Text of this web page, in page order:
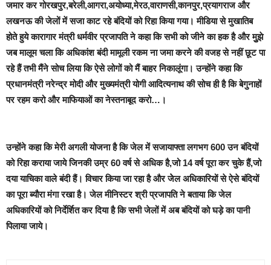
जमार कर गोरखपुर,बरेली,आगरा,अयोध्या,मेरठ,वाराणसी,कानपुर,प्रयागराज और
लखनऊ की जेलों में सजा काट रहे बंदियों को रिहा किया गया। मीडिया से मुखातिब
होते हुये कारागार मंत्री धर्मवीर प्रजापति ने कहा कि सभी को जीने का हक है और मुुझे
जब मालूम चला कि अधिकांश बंदी मामूली रकम ना जमा करने की वजह से नहीं छूट पा
रहे हैं तभी मैंने सोच लिया कि ऐसे लोगों को मैं बाहर निकालूंगा। उन्होंने कहा कि
प्रधानमंत्री नरेन्द्र मोदी और मुख्यमंत्री योगी आदित्यनाथ की सोच ही है कि बेगुनाहों
पर रहम करो और माफियाओं का नेस्तनाबूद करो…।
उन्होंने कहा कि मेरी अगली योजना है कि जेल में सजायाफ्ता लगभग 600 उन बंदियों
को रिहा कराया जाये जिनकी उम्र 60 वर्ष से अधिक है,जो 14 वर्ष पूरा कर चुके हैं,जो
दया याचिका वाले बंदी हैं। विचार किया जा रहा है और जेेल अधिकारियों से ऐसे बंदियों
का पूरा ब्यौरा मंगा रखा है। जेल मीनिस्टर श्री प्रजापति ने बताया कि जेल
अधिकारियों को निर्देर्शित कर दिया है कि सभी जेलों में अब बंदियों को घड़े का पानी
पिलाया जाये।